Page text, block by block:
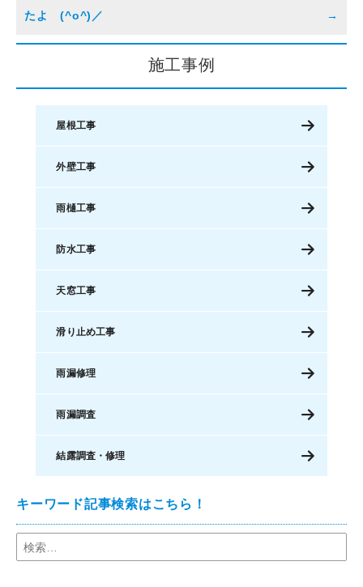
たよ (^o^)／
施工事例
屋根工事
外壁工事
雨樋工事
防水工事
天窓工事
滑り止め工事
雨漏修理
雨漏調査
結露調査・修理
キーワード記事検索はこちら！